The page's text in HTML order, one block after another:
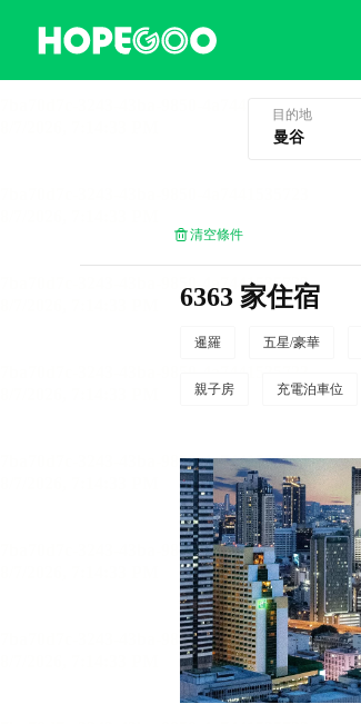
目的地
清空條件
6363 家住宿
暹羅 五星/豪華
親子房 充電泊車位